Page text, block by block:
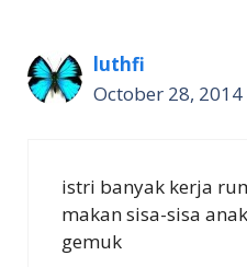
luthfi
October 28,
istri banyak kerja
makan sisa-sisa
gemuk